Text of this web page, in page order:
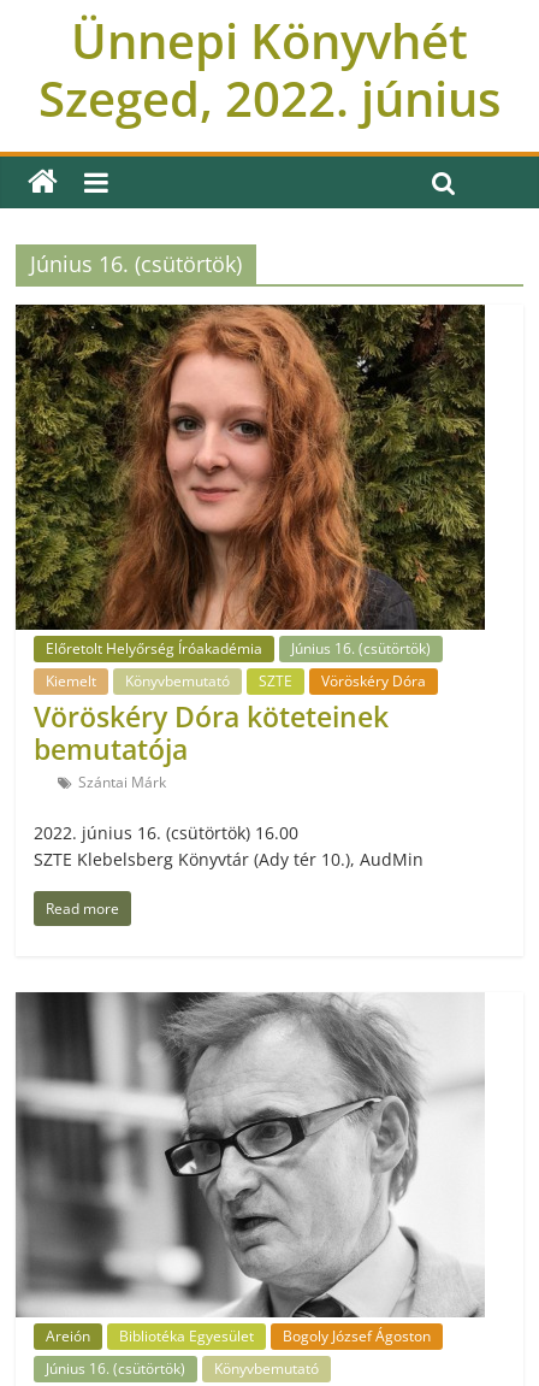
Ünnepi Könyvhét
Szeged, 2022. június
Június 16. (csütörtök)
Előretolt Helyőrség Íróakadémia
Június 16. (csütörtök)
Kiemelt
Könyvbemutató SZTE Vöröskéry Dóra
Vöröskéry Dóra köteteinek
bemutatója
Szántai Márk
2022. június 16. (csütörtök) 16.00
SZTE Klebelsberg Könyvtár (Ady tér 10.), AudMin
Read more
Areión Bibliotéka Egyesület
Bogoly József Ágoston
Június 16. (csütörtök)
Könyvbemutató